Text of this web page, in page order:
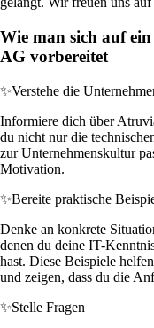
Wie man sich auf
AG vorbereitet
✨Verstehe die
Informiere dich über
du nicht nur die
zur Unternehmenskultur
Motivation.
✨Bereite praktische
Denke an konkrete
denen du deine IT-
hast. Diese Beispiele
und zeigen, dass du die
✨Stelle Fragen